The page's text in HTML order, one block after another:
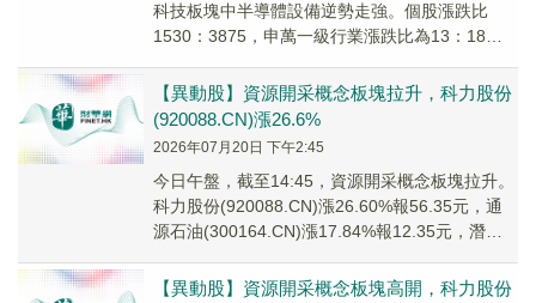
科技板塊中半導體設備逆勢走強。個股漲跌比
1530：3875，申萬一級行業漲跌比為13：18，
業漲幅靠前。
【異動股】資源開采概念板塊拉升，科力股份
(920088.CN)漲26.6%
2026年07月20日 下午2:45
今日午盤，截至14:45，資源開采概念板塊拉升。
科力股份(920088.CN)漲26.60%報56.35元，通
源石油(300164.CN)漲17.84%報12.35元，潛能
【異動股】資源開采概念板塊高開，科力股份